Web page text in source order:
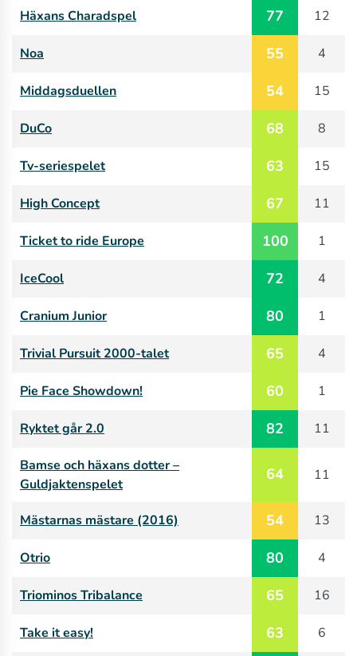
Häxans Charadspel 77 12
Noa 55 4
Middagsduellen 54 15
DuCo 68 8
Tv-seriespelet 63 15
High Concept 67 11
Ticket to ride Europe 100 1
IceCool 72 4
Cranium Junior 80 1
Trivial Pursuit 2000-talet 65 4
Pie Face Showdown! 60 1
Ryktet går 2.0 82 11
Bamse och häxans dotter –
Guldjaktenspelet
64 11
Mästarnas mästare (2016) 54 13
Otrio 80 4
Triominos Tribalance 65 16
Take it easy! 63 6